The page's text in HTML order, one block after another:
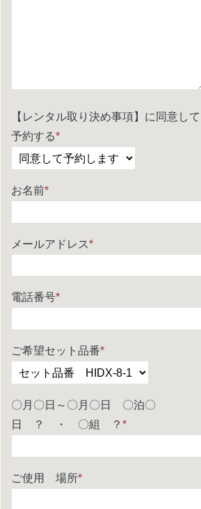
【レンタル取り決め事項】に同意して
予約する*
お名前*
メールアドレス*
電話番号*
ご希望セット品番*
〇月〇日～〇月〇日 〇泊〇
日 ？ ・ 〇組 ？ *
ご使用 場所*